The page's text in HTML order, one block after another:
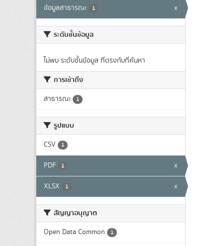
ข้อมูลสาธารณะ 1 x
ระดับชั้นข้อมูล
ไม่พบ ระดับชั้นข้อมูล ที่ตรงกับที่ค้นหา
การเข้าถึง
สาธารณะ 1
รูปแบบ
CSV 1
PDF 1 x
XLSX 1 x
สัญญาอนุญาต
Open Data Common 1